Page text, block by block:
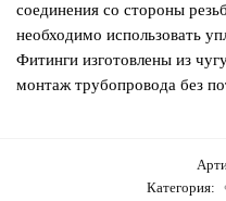
соединения со стороны
необходимо использовать
Фитинги изготовлены из
монтаж трубопровода без
Категория: